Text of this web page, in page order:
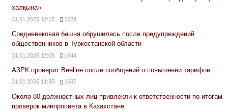
халқына»
31.01.2025 12:15 1624
Средневековая башня обрушилась после предупреждений
общественников в Туркестанской области
31.01.2025 12:05 1644
АЗРК проверит Beeline после сообщений о повышении тарифов
31.01.2025 11:35 1687
Около 80 должностных лиц привлекли к ответственности по итогам
проверок минпросвета в Казахстане